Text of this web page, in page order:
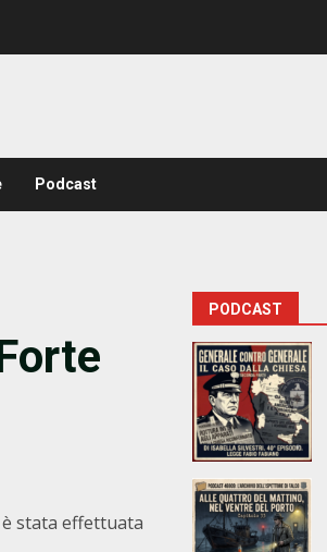
Podcast
è stata effettuata
PODCAST